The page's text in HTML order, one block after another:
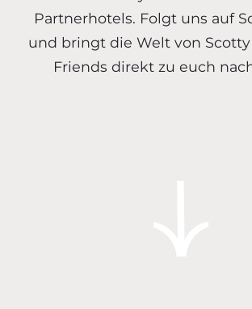
Partnerhotels. Folgt uns auf
und bringt die Welt von
Friends direkt zu euch